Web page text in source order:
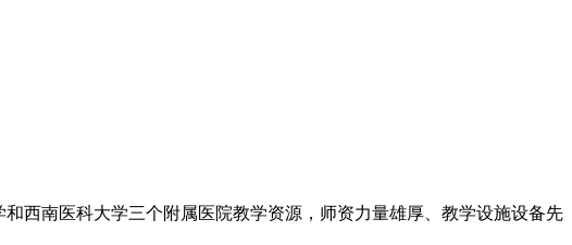
西南医科大学三个附属医院教学资源，师资力量雄厚、教学设施设备先